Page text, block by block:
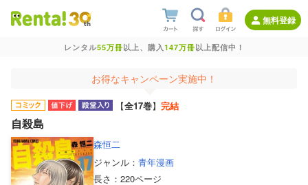
無料登録
レンタル55万冊以上、購入147万冊以上配信中！
お得なキャンペーン実施中！
【全17巻】 完結
自殺島
森恒二
ジャンル： 青年漫画
長さ： 220ページ